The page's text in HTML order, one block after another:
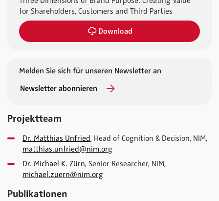
for Shareholders, Customers and Third Parties
Download
Melden Sie sich für unseren Newsletter an
Newsletter abonnieren
Projektteam
Dr. Matthias Unfried, Head of Cognition & Decision, NIM,
matthias.unfried@nim.org
Dr. Michael K. Zürn, Senior Researcher, NIM,
michael.zuern@nim.org
Publikationen